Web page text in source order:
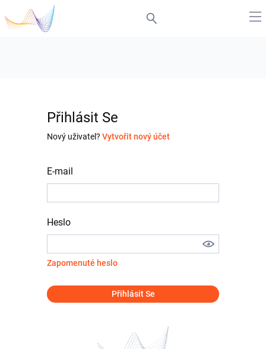
Přihlásit Se
Nový uživatel? Vytvořit nový účet
E-mail
Heslo
Zapomenuté heslo
Přihlásit Se